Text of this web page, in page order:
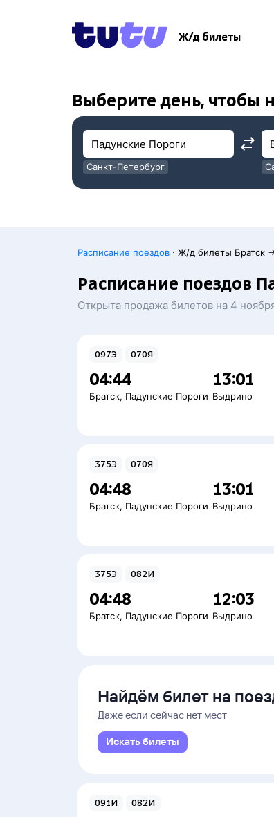
Ж/д билеты
Выберите день, чтобы
Санкт-Петербург
Расписание поездов · Ж/д билеты Братск
Расписание поездов
Открыта продажа билетов на 4
097Э 070Я
04:44
Братск, Падунские Пороги
13:01
Выдрино
375Э 070Я
04:48
Братск, Падунские Пороги
13:01
Выдрино
375Э 082И
04:48
Братск, Падунские Пороги
12:03
Выдрино
Найдём билет на
Даже если сейчас нет мест
Искать билеты
091И 082И